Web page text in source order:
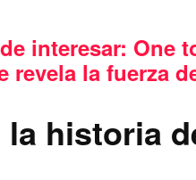
interesar: One
revela la fuerza
la historia